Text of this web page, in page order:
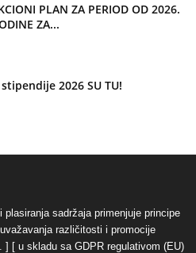
PLAN ZA PERIOD OD 2026.
ZA...
2026 SU TU!
sadržaja primenjuje principe
različitosti i promocije
[ u skladu sa GDPR regulativom (EU)